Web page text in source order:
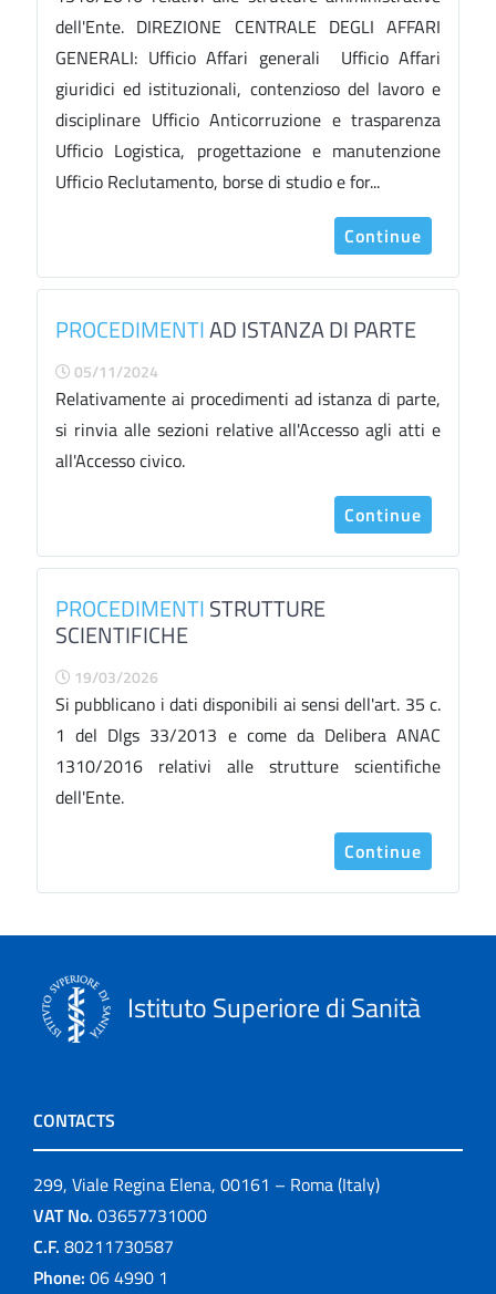
dell'Ente. DIREZIONE CENTRALE DEGLI AFFARI
GENERALI: Ufficio Affari generali Ufficio Affari
giuridici ed istituzionali, contenzioso del lavoro e
disciplinare Ufficio Anticorruzione e trasparenza
Ufficio Logistica, progettazione e manutenzione
Ufficio Reclutamento, borse di studio e for...
Continue
PROCEDIMENTIAD ISTANZA DI PARTE
05/11/2024
Relativamente ai procedimenti ad istanza di parte,
si rinvia alle sezioni relative all'Accesso agli atti e
all'Accesso civico.
Continue
PROCEDIMENTISTRUTTURE
SCIENTIFICHE
19/03/2026
Si pubblicano i dati disponibili ai sensi dell'art. 35 c.
1 del Dlgs 33/2013 e come da Delibera ANAC
1310/2016 relativi alle strutture scientifiche
dell'Ente.
Continue
Istituto Superiore di Sanità
CONTACTS
299, Viale Regina Elena, 00161 – Roma (Italy)
VAT No. 03657731000
C.F. 80211730587
Phone: 06 4990 1